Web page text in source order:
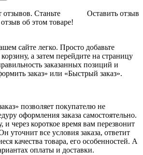
Оставить отзыв
отзывов. Станьте
об этом товаре!
сайте легко. Просто добавьте
а затем перейдите на страницу
заказанных позиций и
заказ» или «Быстрый заказ».
позволяет покупателю не
оформления заказа самостоятельно.
и через короткое время вам перезвонит
уточнит все условия заказа, ответит
качества товара, его особенностей. А
оплаты и доставки.